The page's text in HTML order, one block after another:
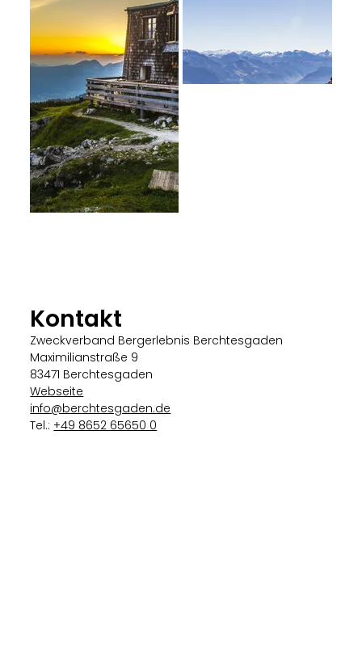
Kontakt
Zweckverband Bergerlebnis Berchtesgaden
Maximilianstraße 9
83471 Berchtesgaden
Webseite
info@berchtesgaden.de
Tel.:+49 8652 65650 0